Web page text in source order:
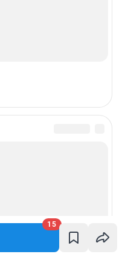
15